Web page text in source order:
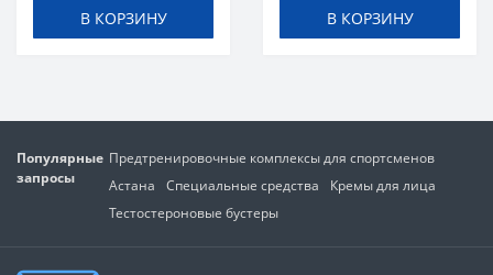
В КОРЗИНУ В КОРЗИНУ
Популярные
запросы
Предтренировочные комплексы для спортсменов
Астана
Специальные средства
Кремы для лица
Тестостероновые бустеры